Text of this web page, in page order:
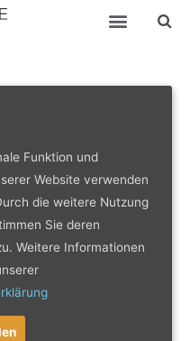
beträgt:3/128
2,34%
Funktion und
Website verwenden
die weitere Nutzung
Sie deren
Weitere Informationen